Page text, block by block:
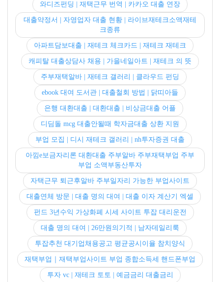
와디즈펀딩 | 재택근무 번역 | 카카오 대출 연장
대출약정서 | 자영업자 대출 현황 | 라이브재테크소액재테
크종류
아파트담보대출 | 재테크 체크카드 | 재테크 재테크
캐피탈 대출상담사 채용 | 가을네일아트 | 재테크 의 뜻
주부재택알바 | 재테크 갤러리 | 클라우드 펀딩
ebook 대여 도서관 | 대출철회 방법 | 닭띠아들
은행 대환대출 | 대환대출 | 비상금대출 어플
디딤돌 mcg 대출안될때 학자금대출 상환 지원
부업 모집 | 디시 재테크 갤러리 | nh투자증권 대출
아낌e보금자리론 대환대출 주부알바 주부재택부업 주부
부업 소액부동산투자
자택근무 퇴근후알바 주부일자리 가능한 부업사이트
대출연체 방문 | 대출 명의 대여 | 대출 이자 계산기 엑셀
펀드 3년수익 가상화폐 시세 사이트 투잡 대리운전
대출 명의 대여 | 26만원의기적 | 남자데일리룩
투잡추천 대기업채용공고 평균공시이율 참치양식
재택부업｜재택부업사이트 부업 종합소득세 핸드폰부업
투자 vc | 재테크 토토 | 예금금리 대출금리